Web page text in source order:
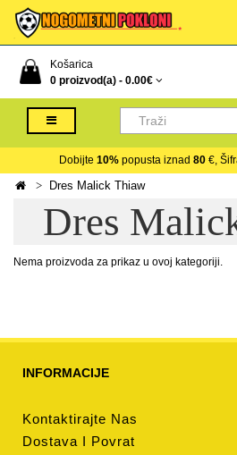
Košarica
0 proizvod(a) - 0.00€
Dobijte 10% popusta iznad 80 €,
Dres Malick Thiaw
Dres
Nema proizvoda za prikaz u ovoj kategoriji.
INFORMACIJE
Kontaktirajte Nas
Dostava I Povrat